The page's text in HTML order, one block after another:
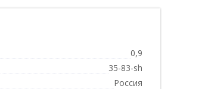
0,9
35-83-sh
Россия